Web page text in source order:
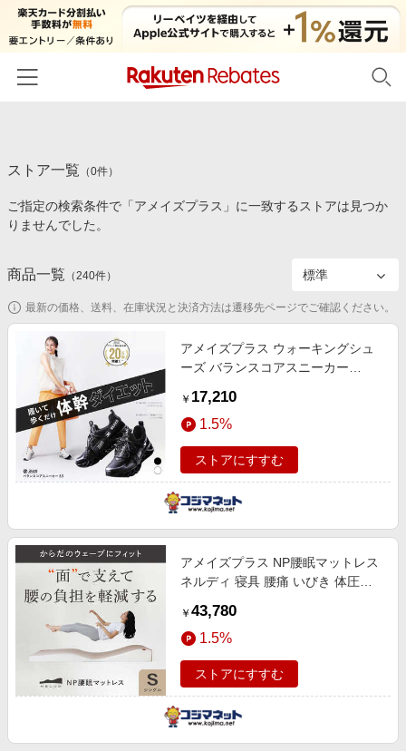
カテゴリー一覧
百貨店・総合ECモール
食品・スイーツ・お酒
コスメ・健康・医薬品
キッズ・ベビー用品
家電・PC・スマホ・カメラ
エンタメ
スポーツ・アウトドア・ゴルフ
インテリア・寝具
旅行・レジャー・ホテル予約
生活・お役立ち
金融・マネー・保険
デジタルコンテンツ
ビジネス・その他サービス
イベント一覧
初回購入者限定特典
対象ストア新規限定特典
新着ストアのご紹介
電子書籍特集
楽天ペイ導入ストア
楽天サービス特集
旅行特集
わくわく夏特集
Apple公式サイト×楽天カード分割払い
Qoo10メガポ
Samsung ボーナスキャンペーン
週末の高還元 夏の長期版
楽天IDでログイン/会員登録
ストア一覧 （0件）
ご指定の検索条件で「アメイズプラス」に一致するストアは見つか
りませんでした。
商品一覧 （240件）
最新の価格、送料、在庫状況と決済方法は遷移先ページでご確認ください。
アメイズプラス ウォーキングシュ
ーズ バランスコアスニーカー
ス］ ホワイト AZ-1838
￥ 17,210
1.5%
ストアにすすむ
アメイズプラス NP腰眠マットレス
ネルディ 寝具 腰痛 いびき 体圧分
AZ997
￥ 43,780
1.5%
ストアにすすむ